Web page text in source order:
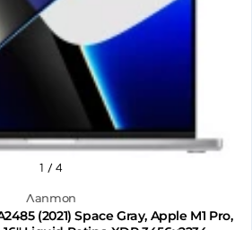
Лаптоп
(2021) Space Gray, Apple M1 Pro,
1 / 4